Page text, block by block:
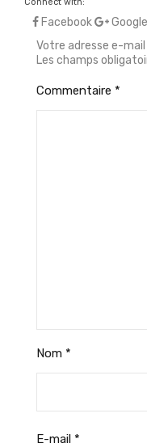
Connect with:
Facebook Google
Votre adresse e-mail
Les champs
Commentaire *
Nom *
E-mail *